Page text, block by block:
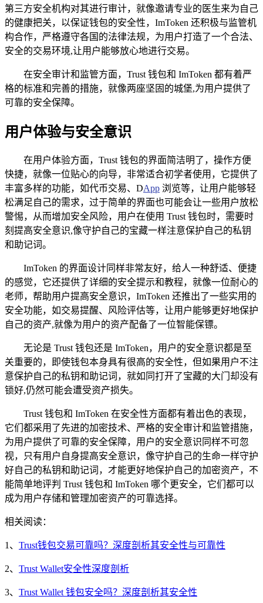
第三方安全机构对其进行审计，就像邀请专业的医生来为自己
的健康把关，以保证钱包的安全性，ImToken 还积极与监管机
构合作，严格遵守各国的法律法规，为用户打造了一个合法、
安全的交易环境,让用户能够放心地进行交易。
在安全审计和监管方面，Trust 钱包和 ImToken 都有着严
格的标准和完善的措施，就像两座坚固的城堡,为用户提供了
可靠的安全保障。
用户体验与安全意识
在用户体验方面，Trust 钱包的界面简洁明了，操作方便
快捷，就像一位贴心的向导，非常适合初学者使用，它提供了
丰富多样的功能，如代币交易、DApp 浏览等，让用户能够轻
松满足自己的需求，过于简单的界面也可能会让一些用户放松
警惕，从而增加安全风险，用户在使用 Trust 钱包时，需要时
刻提高安全意识,像守护自己的宝藏一样注意保护自己的私钥
和助记词。
ImToken 的界面设计同样非常友好，给人一种舒适、便捷
的感觉，它还提供了详细的安全提示和教程，就像一位耐心的
老师，帮助用户提高安全意识，ImToken 还推出了一些实用的
安全功能，如交易提醒、风险评估等，让用户能够更好地保护
自己的资产,就像为用户的资产配备了一位智能保镖。
无论是 Trust 钱包还是 ImToken，用户的安全意识都是至
关重要的，即使钱包本身具有很高的安全性，但如果用户不注
意保护自己的私钥和助记词，就如同打开了宝藏的大门却没有
锁好,仍然可能会遭受资产损失。
Trust 钱包和 ImToken 在安全性方面都有着出色的表现，
它们都采用了先进的加密技术、严格的安全审计和监管措施，
为用户提供了可靠的安全保障，用户的安全意识同样不可忽
视，只有用户自身提高安全意识，像守护自己的生命一样守护
好自己的私钥和助记词，才能更好地保护自己的加密资产，不
能简单地评判 Trust 钱包和 ImToken 哪个更安全，它们都可以
成为用户存储和管理加密资产的可靠选择。
相关阅读：
1、 Trust钱包交易可靠吗？深度剖析其安全性与可靠性
2、 Trust Wallet安全性深度剖析
3、 Trust Wallet 钱包安全吗？深度剖析其安全性